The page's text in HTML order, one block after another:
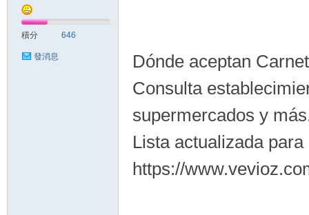
積分 646
發消息
Dónde aceptan
Consulta
supermercados y
Lista actualizada
https://